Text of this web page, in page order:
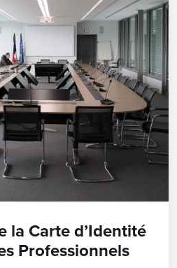
la Carte d’Identité
Professionnels